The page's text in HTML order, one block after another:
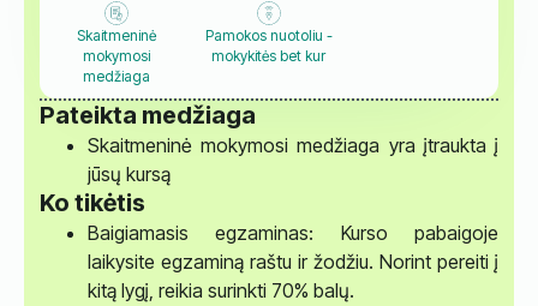
Skaitmeninė
mokymosi
medžiaga
Pamokos nuotoliu -
mokykitės bet kur
Pateikta medžiaga
Skaitmeninė mokymosi medžiaga yra įtraukta į
jūsų kursą
Ko tikėtis
Baigiamasis egzaminas: Kurso pabaigoje
laikysite egzaminą raštu ir žodžiu. Norint pereiti į
kitą lygį, reikia surinkti 70% balų.